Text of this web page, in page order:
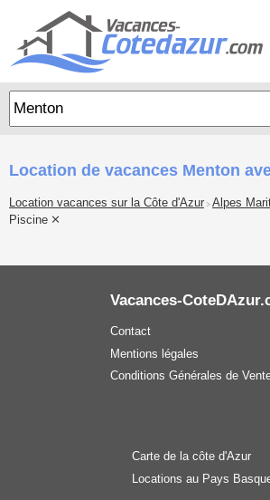
Location de vacances Menton
Location vacances sur la Côte d'Azur > Alpes
Piscine
Vacances-
Contact
Mentions légales
Conditions Générales de
Carte de la côte d'Azur
Locations au Pays